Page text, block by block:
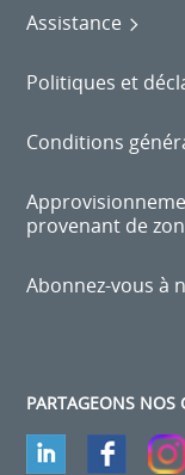
Assistance
Politiques et
Conditions
provenant de
Abonnez-vous à
PARTAGEONS NOS